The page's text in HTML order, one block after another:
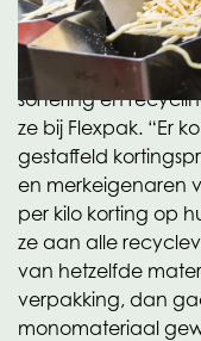
Verpact, voorheen
die zorgt voor de
producenten en
sortering en
ze bij Flexpak. “Er
gestaffeld
en merkeigenaren
per kilo korting op
ze aan alle
van hetzelfde
verpakking, dan
monomateriaal